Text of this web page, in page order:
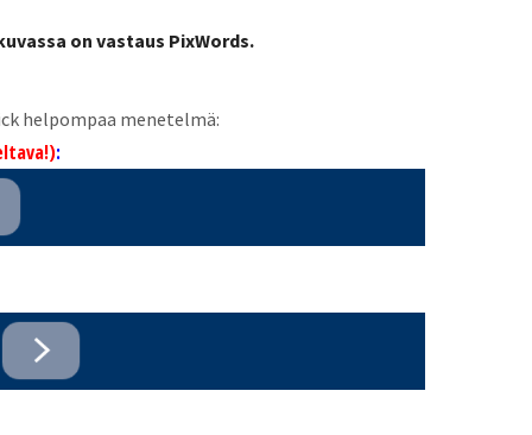
on vastaus PixWords.
helpompaa menetelmä:
: